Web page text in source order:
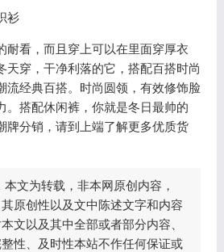
衫
耐看，而且穿上可以在里面穿厚衣
天穿，干净利落的它，搭配百搭时尚
流经典百搭。时尚圆领，有效修饰脸
。搭配休闲裤，你就是冬日最帅的
牌分销，请到上端了解更多优质货
本文为转载，非本网原创内容，
原创性以及文中陈述文字和内容
文以及其中全部或者部分内容、
性、及时性本站不作任何保证或